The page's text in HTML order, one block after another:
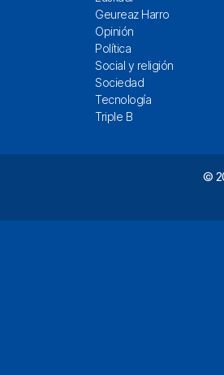
Geureaz Harro
Opinión
Política
Social y religión
Sociedad
Tecnología
Triple B
©